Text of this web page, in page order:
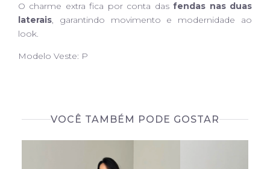
O charme extra fica por conta dasfendas nas duas
laterais, garantindo movimento e modernidade ao
look.
Modelo Veste: P
VOCÊ TAMBÉM PODE GOSTAR